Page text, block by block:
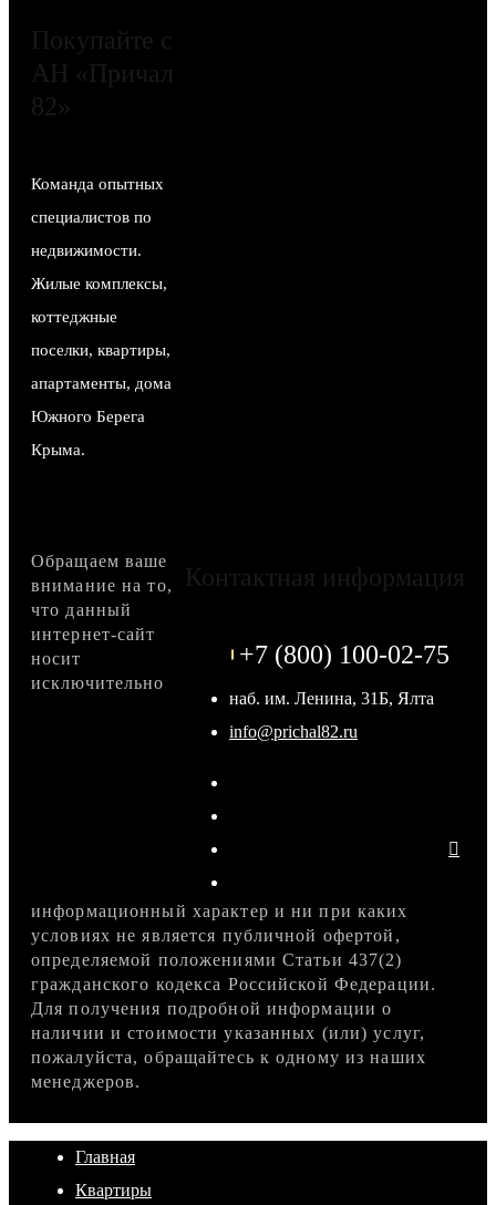
Покупайте с
АН «Причал
82»
Команда опытных
специалистов по
недвижимости.
Жилые комплексы,
коттеджные
поселки, квартиры,
апартаменты, дома
Южного Берега
Крыма.
Контактная информация
+7 (800) 100-02-75
наб. им. Ленина, 31Б, Ялта
info@prichal82.ru
Обращаем ваше
внимание на то,
что данный
интернет-сайт
носит
исключительно
информационный характер и ни при каких
условиях не является публичной офертой,
определяемой положениями Статьи 437(2)
гражданского кодекса Российской Федерации.
Для получения подробной информации о
наличии и стоимости указанных (или) услуг,
пожалуйста, обращайтесь к одному из наших
менеджеров.
Главная
Квартиры